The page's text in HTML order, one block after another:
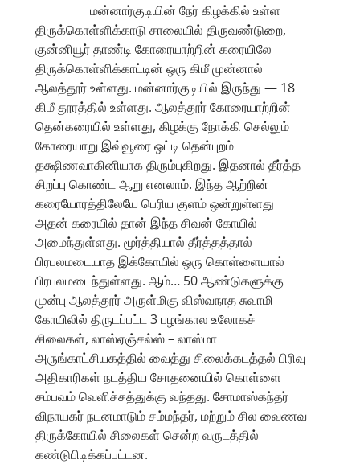
மன்னார்குடியின் நேர் கிழக்கில் உள்ள
திருக்கொள்ளிக்காடு சாலையில் திருவண்டுறை,
குன்னியூர் தாண்டி கோரையாற்றின் கரையிலே
திருக்கொள்ளிக்காட்டின் ஒரு கிமீ முன்னால்
ஆலத்தூர் உள்ளது. மன்னார்குடியில் இருந்து — 18
கிமீ தூரத்தில் உள்ளது. ஆலத்தூர் கோரையாற்றின்
தென்கரையில் உள்ளது, கிழக்கு நோக்கி செல்லும்
கோரையாறு இவ்வூரை ஒட்டி தென்புறம்
தக்ஷிணவாகினியாக திரும்புகிறது. இதனால் தீர்த்த
சிறப்பு கொண்ட ஆறு எனலாம். இந்த ஆற்றின்
கரையோரத்திலேயே பெரிய குளம் ஒன்றுள்ளது
அதன் கரையில் தான் இந்த சிவன் கோயில்
அமைந்துள்ளது. மூர்த்தியால் தீர்த்தத்தால்
பிரபலமடையாத இக்கோயில் ஒரு கொள்ளையால்
பிரபலமடைந்துள்ளது. ஆம்… 50 ஆண்டுகளுக்கு
முன்பு ஆலத்தூர் அருள்மிகு விஸ்வநாத சுவாமி
கோயிலில் திருடப்பட்ட 3 பழங்கால உலோகச்
சிலைகள், லாஸ்ஏஞ்சல்ஸ் – லாஸ்மா
அருங்காட்சியகத்தில் வைத்து சிலைக்கடத்தல் பிரிவு
அதிகாரிகள் நடத்திய சோதனையில் கொள்ளை
சம்பவம் வெளிச்சத்துக்கு வந்தது. சோமாஸ்கந்தர்
விநாயகர் நடனமாடும் சம்மந்தர், மற்றும் சில வைணவ
திருக்கோயில் சிலைகள் சென்ற வருடத்தில்
கண்டுபிடிக்கப்பட்டன.